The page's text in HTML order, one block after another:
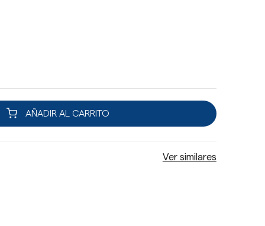
AÑADIR AL CARRITO
Ver similares